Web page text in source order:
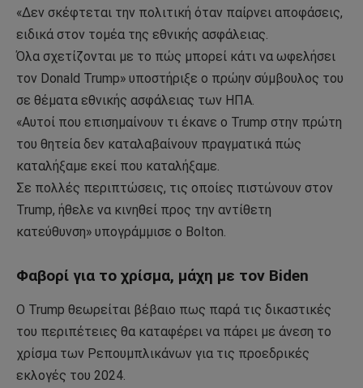
«Δεν σκέφτεται την πολιτική όταν παίρνει αποφάσεις,
ειδικά στον τομέα της εθνικής ασφάλειας.
Όλα σχετίζονται με το πώς μπορεί κάτι να ωφελήσει
τον Donald Trump» υποστήριξε ο πρώην σύμβουλος του
σε θέματα εθνικής ασφάλειας των ΗΠΑ.
«Αυτοί που επισημαίνουν τι έκανε ο Trump στην πρώτη
του θητεία δεν καταλαβαίνουν πραγματικά πώς
καταλήξαμε εκεί που καταλήξαμε.
Σε πολλές περιπτώσεις, τις οποίες πιστώνουν στον
Trump, ήθελε να κινηθεί προς την αντίθετη
κατεύθυνση» υπογράμμισε ο Bolton.
Φαβορί για το χρίσμα, μάχη με τον Biden
O Trump θεωρείται βέβαιο πως παρά τις δικαστικές
του περιπέτειες θα καταφέρει να πάρει με άνεση το
χρίσμα των Ρεπουμπλικάνων για τις προεδρικές
εκλογές του 2024.